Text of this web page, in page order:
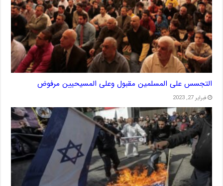
التجسس على المسلمين مقبول وعلى المسيحيين مرفوض
فبراير 27, 2023